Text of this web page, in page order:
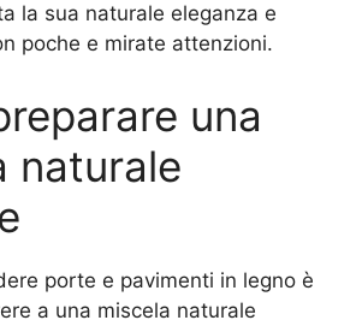
la sua naturale eleganza e
poche e mirate attenzioni.
una
naturale
porte e pavimenti in legno è
a una miscela naturale